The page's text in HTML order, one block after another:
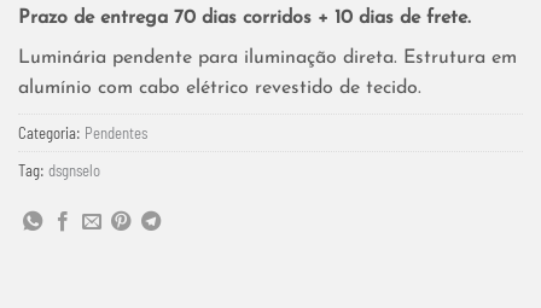
Prazo de entrega 70 dias corridos + 10 dias de frete.
Luminária pendente para iluminação direta. Estrutura em
alumínio com cabo elétrico revestido de tecido.
Categoria: Pendentes
Tag: dsgnselo